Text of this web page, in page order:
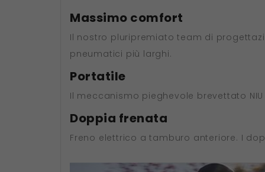
Massimo comfort
Il nostro pluripremiato team di
pneumatici più larghi.
Portatile
Il meccanismo pieghevole brevettato
Doppia frenata
Freno elettrico a tamburo anteriore. I